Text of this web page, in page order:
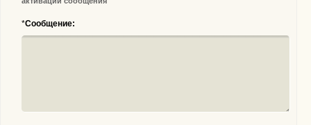
*Сообщение: